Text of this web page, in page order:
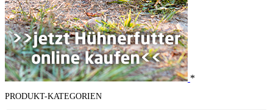
*
PRODUKT-KATEGORIEN